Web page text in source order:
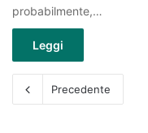
probabilmente,…
Leggi
Precedente